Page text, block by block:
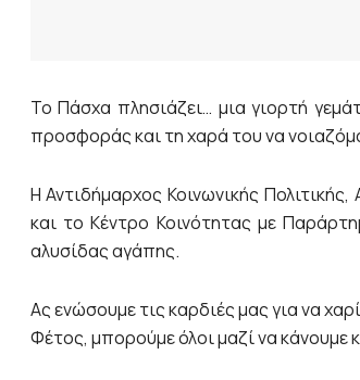
Το Πάσχα πλησιάζει… μια γιορτή
προσφοράς και τη χαρά του να
Η Αντιδήμαρχος Κοινωνικής
και το Κέντρο Κοινότητας με
αλυσίδας αγάπης.
Ας ενώσουμε τις καρδιές μας για να
Φέτος, μπορούμε όλοι μαζί να κάνουμε